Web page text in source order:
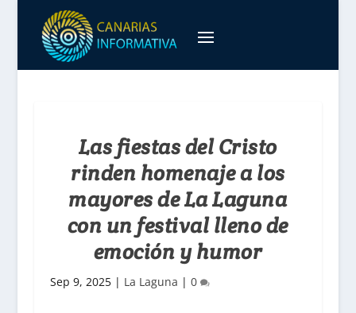
Las fiestas del Cristo
rinden homenaje a los
mayores de La Laguna
con un festival lleno de
emoción y humor
Sep 9, 2025| La Laguna | 0